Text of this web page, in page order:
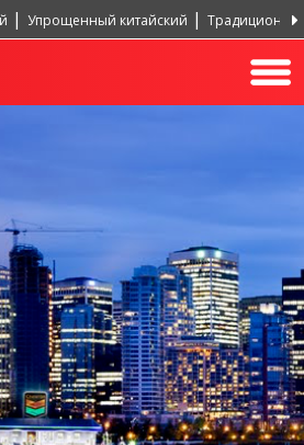
Упрощенный китайский